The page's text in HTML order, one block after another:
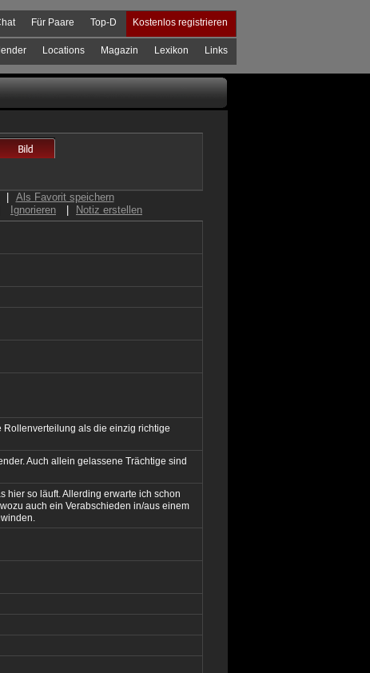
Kostenlos registrieren
Top-D
Für Paare
Links
Lexikon
Magazin
Locations
Als Favorit speichern
Ignorieren Notiz erstellen
Rollenverteilung als die einzig richtige
Auch allein gelassene Trächtige sind
hier so läuft. Allerding erwarte ich schon
auch ein Verabschieden in/aus einem